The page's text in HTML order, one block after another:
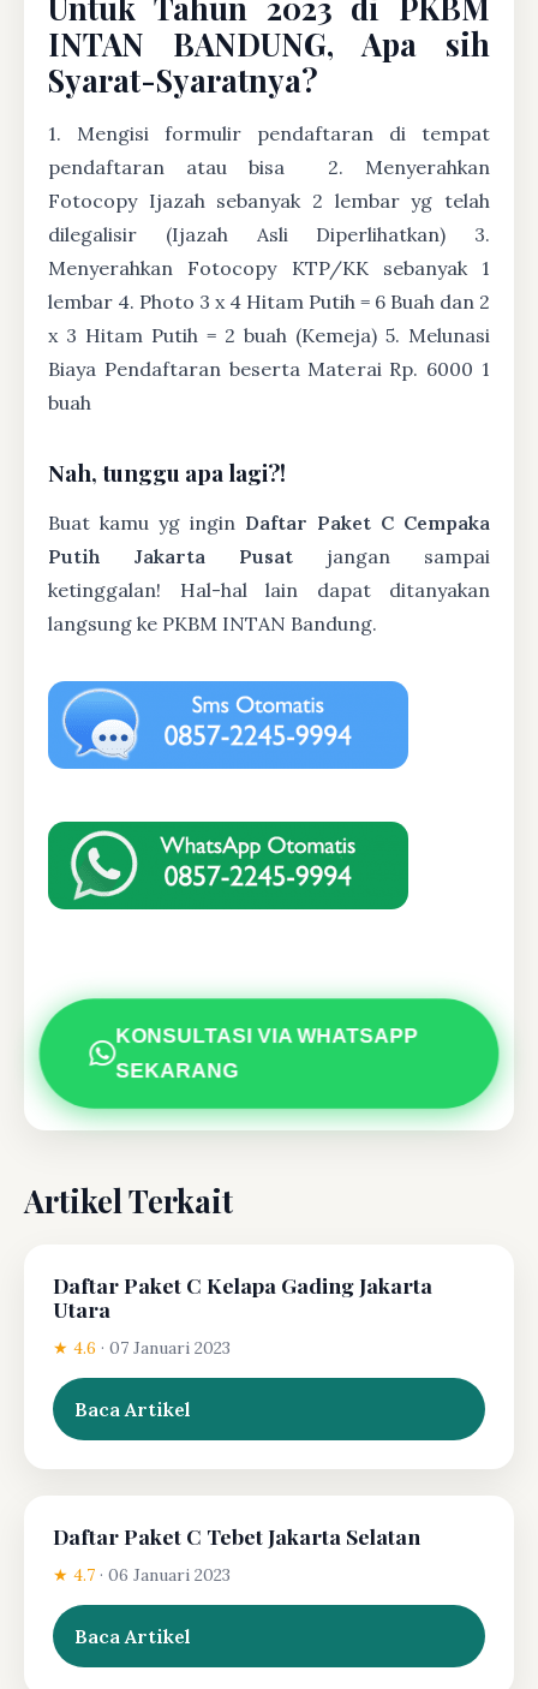
INTAN BANDUNG, Apa sih
Syarat-Syaratnya?
1. Mengisi formulir pendaftaran di tempat
pendaftaran atau bisa
2. Menyerahkan
Fotocopy Ijazah sebanyak 2 lembar yg telah
dilegalisir (Ijazah Asli Diperlihatkan) 3.
Menyerahkan Fotocopy KTP/KK sebanyak 1
lembar 4. Photo 3 x 4 Hitam Putih = 6 Buah dan 2
x 3 Hitam Putih = 2 buah (Kemeja) 5. Melunasi
Biaya Pendaftaran beserta Materai Rp. 6000 1
buah
Nah, tunggu apa lagi?!
Buat kamu yg ingin Daftar Paket C Cempaka
Putih Jakarta Pusat jangan sampai
ketinggalan! Hal-hal lain dapat ditanyakan
langsung ke PKBM INTAN Bandung.
KONSULTASI VIA WHATSAPP
SEKARANG
Artikel Terkait
Daftar Paket C Kelapa Gading Jakarta
Utara
★ 4.6 · 07 Januari 2023
Baca Artikel
Daftar Paket C Tebet Jakarta Selatan
★ 4.7 · 06 Januari 2023
Baca Artikel